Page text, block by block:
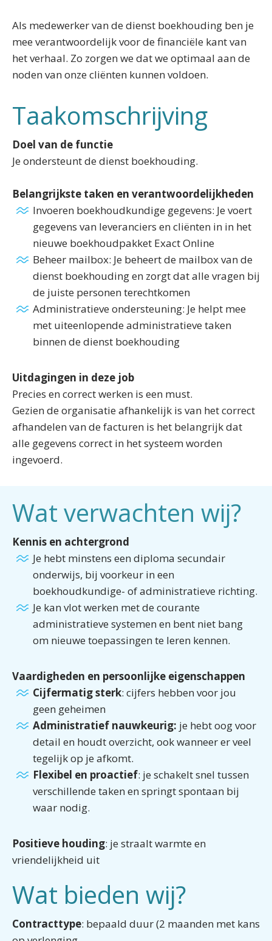
Als medewerker van de dienst boekhouding ben je
mee verantwoordelijk voor de financiële kant van
het verhaal. Zo zorgen we dat we optimaal aan de
noden van onze cliënten kunnen voldoen.
Taakomschrijving
Doel van de functie
Je ondersteunt de dienst boekhouding.
Belangrijkste taken en verantwoordelijkheden
Invoeren boekhoudkundige gegevens: Je voert
gegevens van leveranciers en cliënten in in het
nieuwe boekhoudpakket Exact Online
Beheer mailbox: Je beheert de mailbox van de
dienst boekhouding en zorgt dat alle vragen bij
de juiste personen terechtkomen
Administratieve ondersteuning: Je helpt mee
met uiteenlopende administratieve taken
binnen de dienst boekhouding
Uitdagingen in deze job
Precies en correct werken is een must.
Gezien de organisatie afhankelijk is van het correct
afhandelen van de facturen is het belangrijk dat
alle gegevens correct in het systeem worden
ingevoerd.
Wat verwachten wij?
Kennis en achtergrond
Je hebt minstens een diploma secundair
onderwijs, bij voorkeur in een
boekhoudkundige- of administratieve richting.
Je kan vlot werken met de courante
administratieve systemen en bent niet bang
om nieuwe toepassingen te leren kennen.
Vaardigheden en persoonlijke eigenschappen
Cijfermatig sterk: cijfers hebben voor jou
geen geheimen
Administratief nauwkeurig: je hebt oog voor
detail en houdt overzicht, ook wanneer er veel
tegelijk op je afkomt.
Flexibel en proactief: je schakelt snel tussen
verschillende taken en springt spontaan bij
waar nodig.
Positieve houding: je straalt warmte en
vriendelijkheid uit
Wat bieden wij?
Contracttype: bepaald duur (2 maanden met kans